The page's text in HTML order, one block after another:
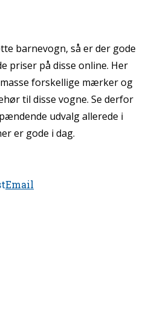
barnevogn, så er der gode
priser på disse online. Her
forskellige mærker og
til disse vogne. Se derfor
udvalg allerede i
er gode i dag.
Email